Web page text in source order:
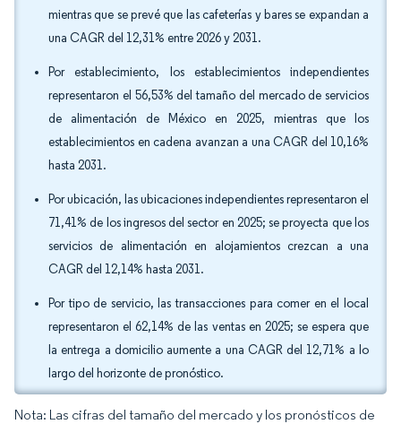
mientras que se prevé que las cafeterías y bares se expandan a
una CAGR del 12,31% entre 2026 y 2031.
Por establecimiento, los establecimientos independientes
representaron el 56,53% del tamaño del mercado de servicios
de alimentación de México en 2025, mientras que los
establecimientos en cadena avanzan a una CAGR del 10,16%
hasta 2031.
Por ubicación, las ubicaciones independientes representaron el
71,41% de los ingresos del sector en 2025; se proyecta que los
servicios de alimentación en alojamientos crezcan a una
CAGR del 12,14% hasta 2031.
Por tipo de servicio, las transacciones para comer en el local
representaron el 62,14% de las ventas en 2025; se espera que
la entrega a domicilio aumente a una CAGR del 12,71% a lo
largo del horizonte de pronóstico.
Nota: Las cifras del tamaño del mercado y los pronósticos de